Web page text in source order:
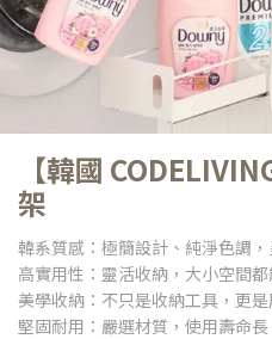
【韓國
架
韓系質感：極簡設計、純淨色調
高實用性：靈活收納，大小空間都
美學收納：不只是收納工具，更是
堅固耐用：嚴選材質，使用壽命長